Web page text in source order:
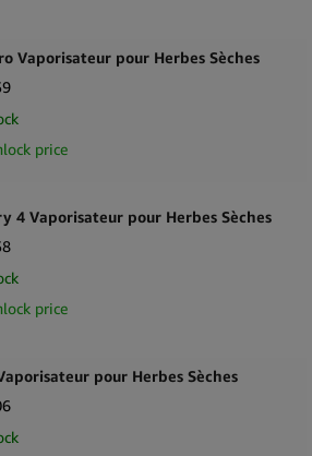
Vaporisateur pour Herbes Sèches
price
4 Vaporisateur pour Herbes Sèches
price
pour Herbes Sèches